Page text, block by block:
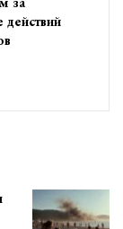
действий